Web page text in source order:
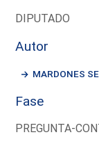
DIPUTADO
Autor
MARDONES
Fase
PREGUNTA-